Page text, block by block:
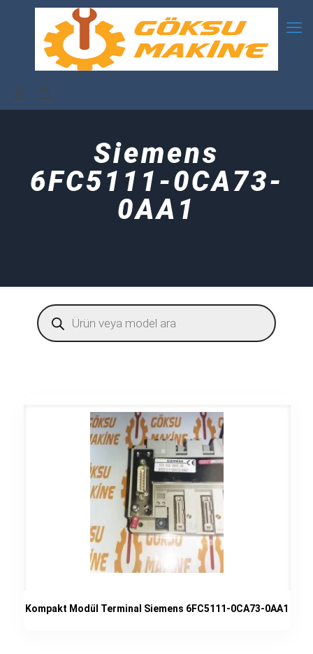
Siemens
6FC5111-0CA73-
0AA1
Products
search
Kompakt Modül Terminal Siemens 6FC5111-0CA73-0AA1